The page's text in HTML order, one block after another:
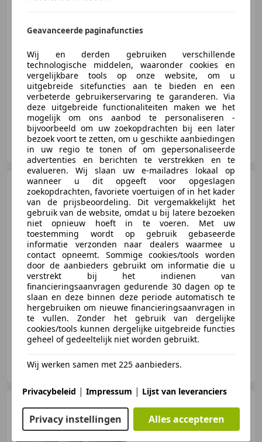
€ 8.950
01/2013 171.112 km Benzine 77 kW (105 PK)
Garage Colijn
NL-4382 NA VLISSINGEN
Peugeot 1081.0 e-VTi Active
| NL AUTO | BLUETOOTH |
AIRCO |
€ 5.750
03/2017 138.400 km Benzine 51 kW (69 PK)
NL-4382 NA VLISSINGEN
| 19" | LEDER | STOELVERW. |
Geavanceerde paginafuncties
Wij en derden gebruiken verschillende
technologische middelen, waaronder cookies en
vergelijkbare tools op onze website, om u
uitgebreide sitefuncties aan te bieden en een
verbeterde gebruikerservaring te garanderen. Via
deze uitgebreide functionaliteiten maken we het
mogelijk om ons aanbod te personaliseren -
bijvoorbeeld om uw zoekopdrachten bij een later
bezoek voort te zetten, om u geschikte aanbiedingen
in uw regio te tonen of om gepersonaliseerde
advertenties en berichten te verstrekken en te
evalueren. Wij slaan uw e-mailadres lokaal op
wanneer u dit opgeeft voor opgeslagen
zoekopdrachten, favoriete voertuigen of in het kader
van de prijsbeoordeling. Dit vergemakkelijkt het
gebruik van de website, omdat u bij latere bezoeken
niet opnieuw hoeft in te voeren. Met uw
toestemming wordt op gebruik gebaseerde
informatie verzonden naar dealers waarmee u
contact opneemt. Sommige cookies/tools worden
door de aanbieders gebruikt om informatie die u
verstrekt bij het indienen van
financieringsaanvragen gedurende 30 dagen op te
slaan en deze binnen deze periode automatisch te
hergebruiken om nieuwe financieringsaanvragen in
te vullen. Zonder het gebruik van dergelijke
cookies/tools kunnen dergelijke uitgebreide functies
geheel of gedeeltelijk niet worden gebruikt.
Wij werken samen met 225 aanbieders.
Privacybeleid | Impressum | Lijst van leveranciers
Privacy instellingen Alles accepteren